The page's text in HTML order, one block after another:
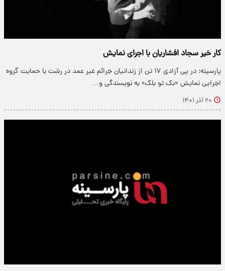
کار خیر سجاد افشاریان با اجرای نمایش
پارسینه: در پی آزادی ۱۷ تن از زندانیان جرائم غیر عمد در رشت با حمایت گروه
اجرایی نمایش «بک تو بلک» به نویسندگی و…
۲۰ آذر ۱۴۰۱